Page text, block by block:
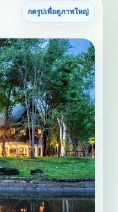
กดรูปเพื่อดูภาพใหญ่